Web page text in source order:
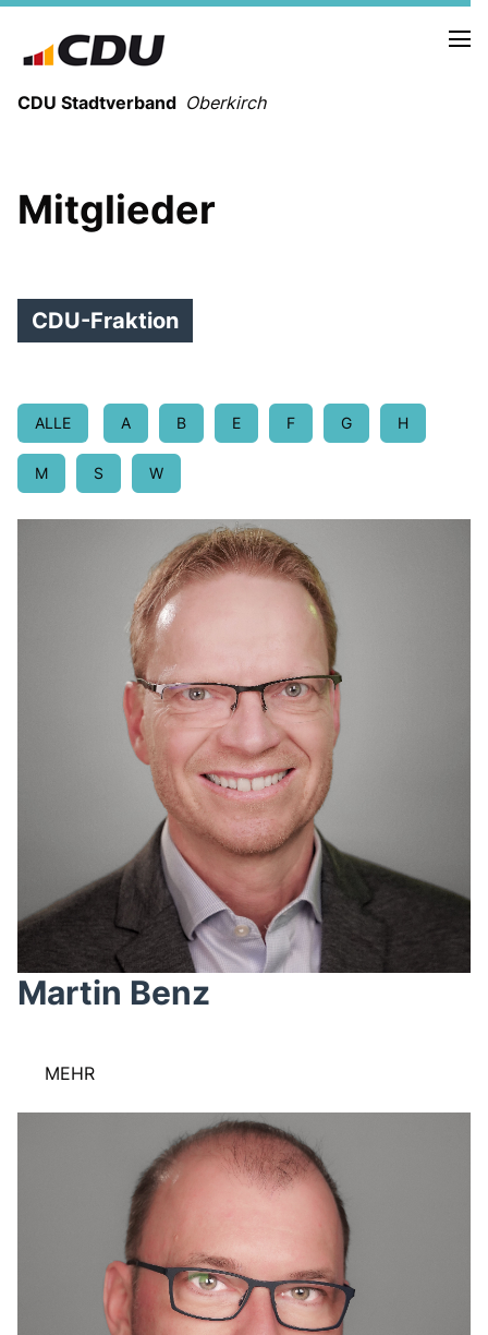
CDU Stadtverband Oberkirch
STADTVERBAND OBERKIRCH
RINGELBACH
ZUSENHOFEN
CDU Kreisverband Ortenau
Frauenunion Ortenau
Junge Union Ortenau
MIT Ortenau - Mittelstandsvereinigung
Grundsatzprogramm
PAPIERE ZUR BUNDESTAGSWAHL 2025
Mitglieder
CDU-Fraktion
ALLE A B E F G H
M S W
Martin Benz
MEHR